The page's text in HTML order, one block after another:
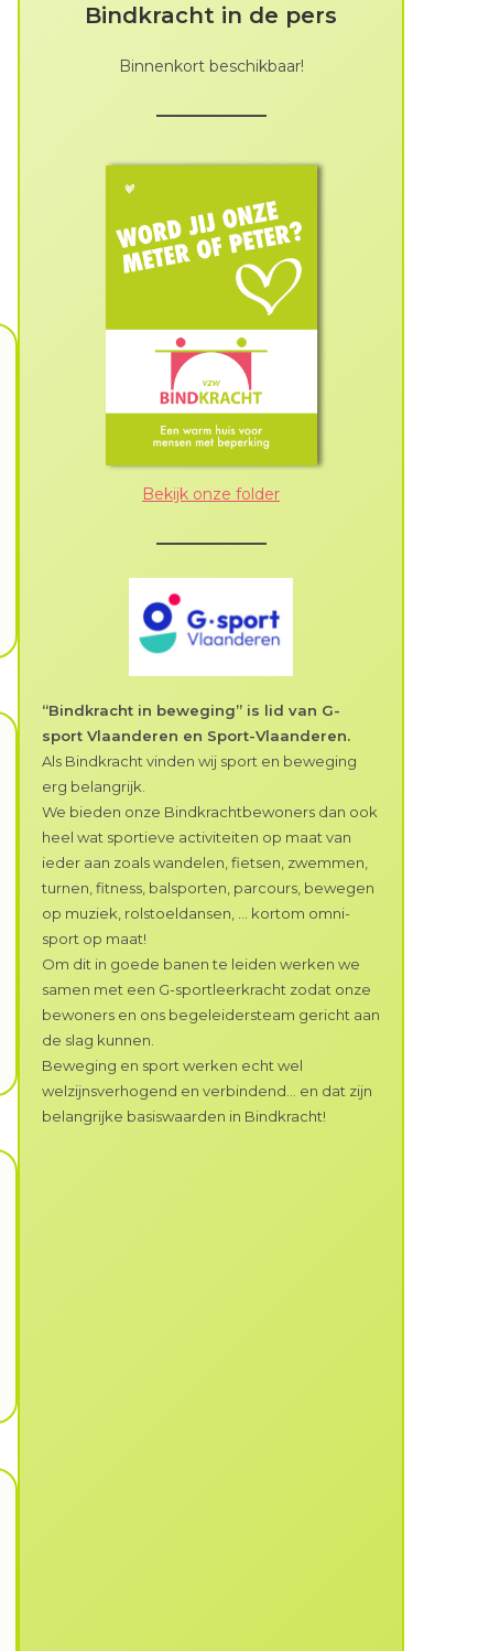
Bindkracht in de pers
Binnenkort beschikbaar!
Bekijk onze folder
“Bindkracht in beweging” is lid van G-
sport Vlaanderen en Sport-Vlaanderen.
Als Bindkracht vinden wij sport en beweging
erg belangrijk.
We bieden onze Bindkrachtbewoners dan ook
heel wat sportieve activiteiten op maat van
ieder aan zoals wandelen, fietsen, zwemmen,
turnen, fitness, balsporten, parcours, bewegen
op muziek, rolstoeldansen, … kortom omni-
sport op maat!
Om dit in goede banen te leiden werken we
samen met een G-sportleerkracht zodat onze
bewoners en ons begeleidersteam gericht aan
de slag kunnen.
Beweging en sport werken echt wel
welzijnsverhogend en verbindend… en dat zijn
belangrijke basiswaarden in Bindkracht!